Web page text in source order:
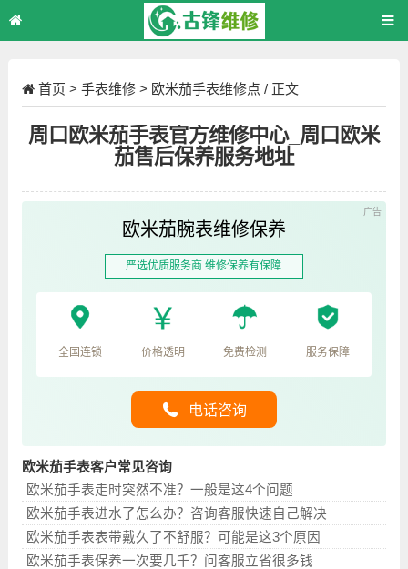
首页 > 手表维修> 欧米茄手表维修点 / 正文
周口欧米茄手表官方维修中心_周口欧米
茄售后保养服务地址
欧米茄腕表维修保养
严选优质服务商 维修保养有保障
全国连锁 价格透明 免费检测 服务保障
电话咨询
欧米茄手表客户常见咨询
欧米茄手表走时突然不准？一般是这4个问题
欧米茄手表进水了怎么办？咨询客服快速自己解决
欧米茄手表表带戴久了不舒服？可能是这3个原因
欧米茄手表保养一次要几千？问客服立省很多钱